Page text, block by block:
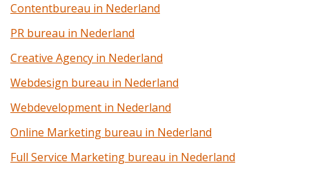
Contentbureau in Nederland
PR bureau in Nederland
Creative Agency in Nederland
Webdesign bureau in Nederland
Webdevelopment in Nederland
Online Marketing bureau in Nederland
Full Service Marketing bureau in Nederland